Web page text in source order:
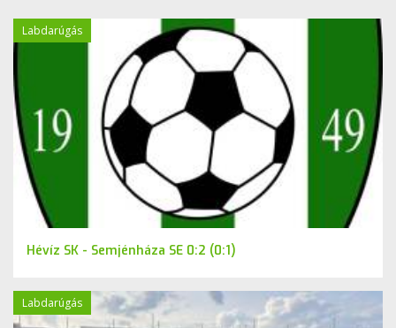
Labdarúgás
Hévíz SK - Semjénháza SE 0:2 (0:1)
Labdarúgás